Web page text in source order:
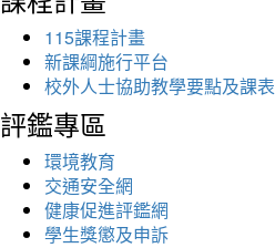
115課程計畫
新課綱施行平台
校外人士協助教學要點及課表
評鑑專區
環境教育
交通安全網
健康促進評鑑網
學生獎懲及申訴